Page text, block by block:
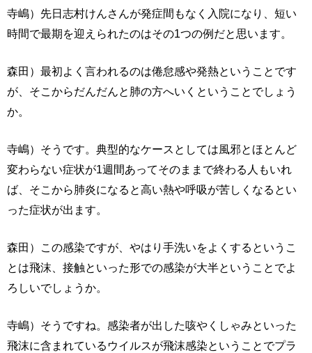
寺嶋）先日志村けんさんが発症間もなく入院になり、短い
時間で最期を迎えられたのはその1つの例だと思います。
森田）最初よく言われるのは倦怠感や発熱ということです
が、そこからだんだんと肺の方へいくということでしょう
か。
寺嶋）そうです。典型的なケースとしては風邪とほとんど
変わらない症状が1週間あってそのままで終わる人もいれ
ば、そこから肺炎になると高い熱や呼吸が苦しくなるとい
った症状が出ます。
森田）この感染ですが、やはり手洗いをよくするというこ
とは飛沫、接触といった形での感染が大半ということでよ
ろしいでしょうか。
寺嶋）そうですね。感染者が出した咳やくしゃみといった
飛沫に含まれているウイルスが飛沫感染ということでプラ